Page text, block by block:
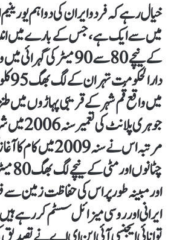
خیال رہے کہ فردو ایران کی دو اہم
میں سے ایک ہے ، جس کے بارے میں
کے نیچے 80 سے 90 میٹر
میں واقع قُم شہر کے قریبی پہاڑوں میں
جوہری
مرتبہ اس نے سنہ 2009
اور مبینہ طور پر اس کی حفاظت زمین
ایرانی اور روسی میزائل سسٹم کر رہے